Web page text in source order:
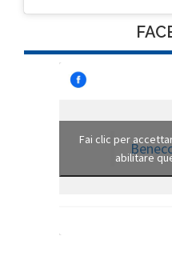
Fai clic per
abilitare